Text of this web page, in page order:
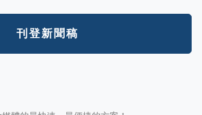
刊登新聞稿